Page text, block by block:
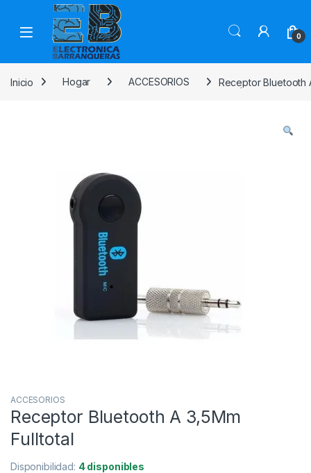
0
Inicio Hogar ACCESORIOS Receptor Bluetooth
ACCESORIOS
Receptor Bluetooth A 3,5Mm
Fulltotal
Disponibilidad: 4 disponibles